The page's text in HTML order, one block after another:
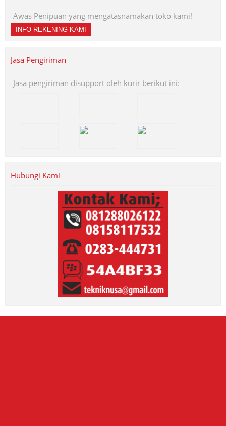
Awas Penipuan yang mengatasnamakan toko kami!
INFO REKENING KAMI
Jasa Pengiriman
Jasa pengiriman disupport oleh kurir berikut ini:
Hubungi Kami